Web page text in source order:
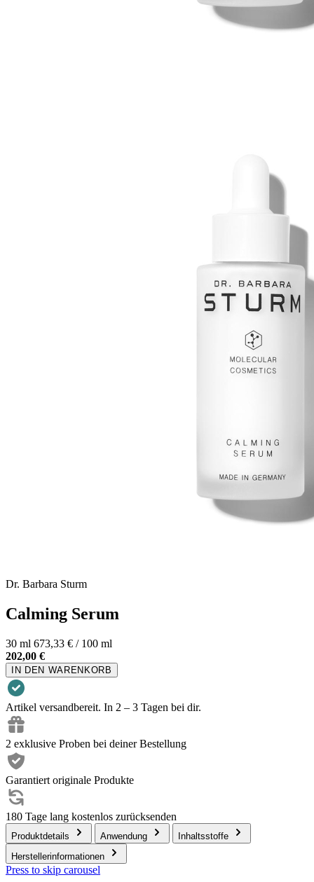
Dr. Barbara Sturm
Calming Serum
30 ml 673,33 € / 100 ml
202,00 €
IN DEN WARENKORB
Artikel versandbereit. In 2 – 3 Tagen bei dir.
2 exklusive Proben bei deiner Bestellung
Garantiert originale Produkte
180 Tage lang kostenlos zurücksenden
Produktdetails Anwendung
Inhaltsstoffe
Herstellerinformationen
Press to skip carousel